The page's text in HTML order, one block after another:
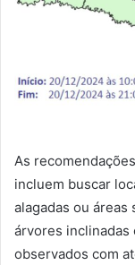
As
incluem buscar
alagadas ou áreas
árvores inclinadas
observados com